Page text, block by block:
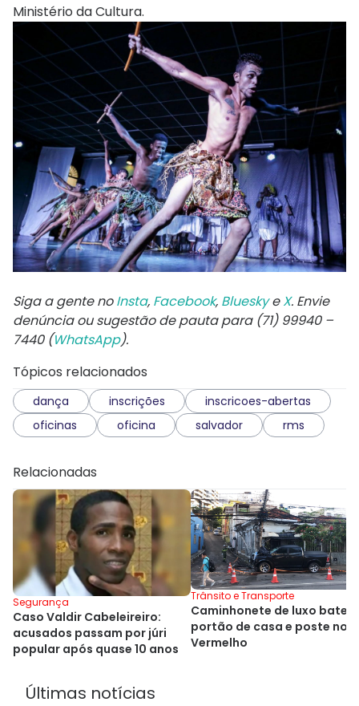
Ministério da Cultura.
Siga a gente noInsta, Facebook, BlueskyeX. Envie
denúncia ou sugestão de pauta para (71) 99940 –
7440 (WhatsApp).
Tópicos relacionados
dança inscrições
inscricoes-abertas
oficinas
oficina salvador rms
Relacionadas
Segurança
Caso Valdir Cabeleireiro:
acusados passam por júri
popular após quase 10 anos
Trânsito e Transporte
Caminhonete de luxo bate
portão de casa e poste no
Vermelho
Últimas notícias